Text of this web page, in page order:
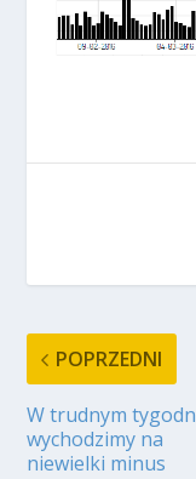
POPRZEDNI
W trudnym
wychodzimy na
niewielki minus